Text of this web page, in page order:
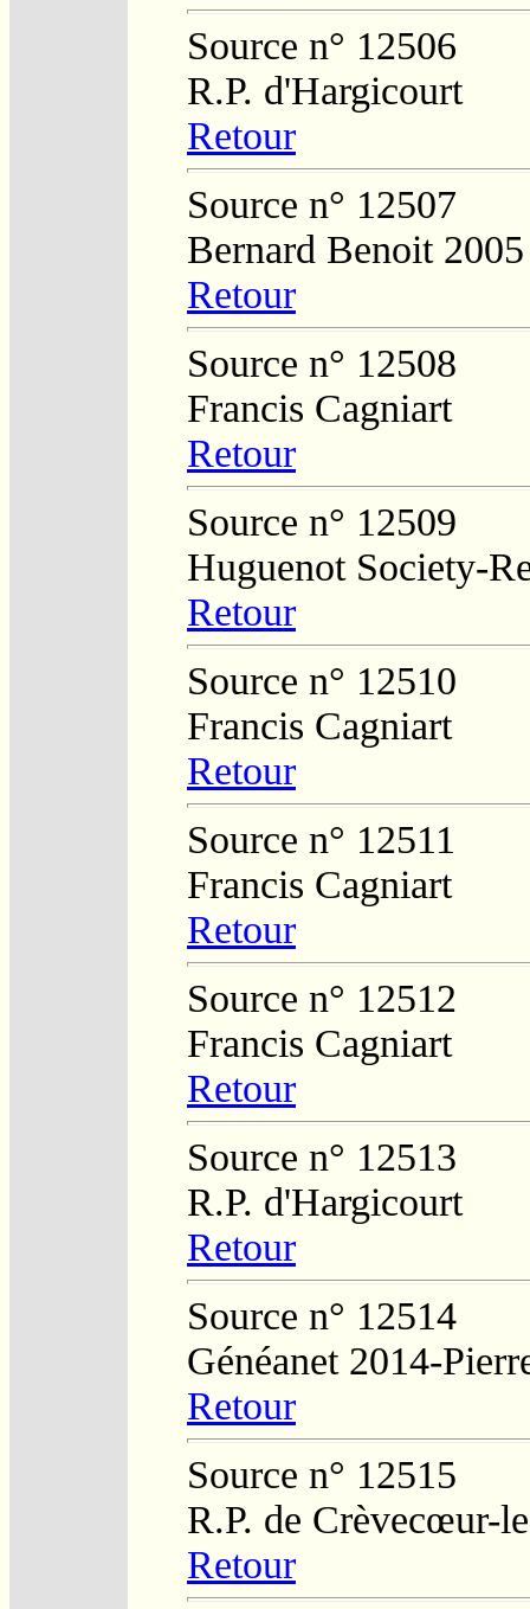
Source n° 12506
R.P. d'Hargicourt
Retour
Source n° 12507
Bernard Benoit 2005
Retour
Source n° 12508
Francis Cagniart
Retour
Source n° 12509
Huguenot Society-
Retour
Source n° 12510
Francis Cagniart
Retour
Source n° 12511
Francis Cagniart
Retour
Source n° 12512
Francis Cagniart
Retour
Source n° 12513
R.P. d'Hargicourt
Retour
Source n° 12514
Généanet 2014-
Retour
Source n° 12515
R.P. de Crèvecœur-
Retour